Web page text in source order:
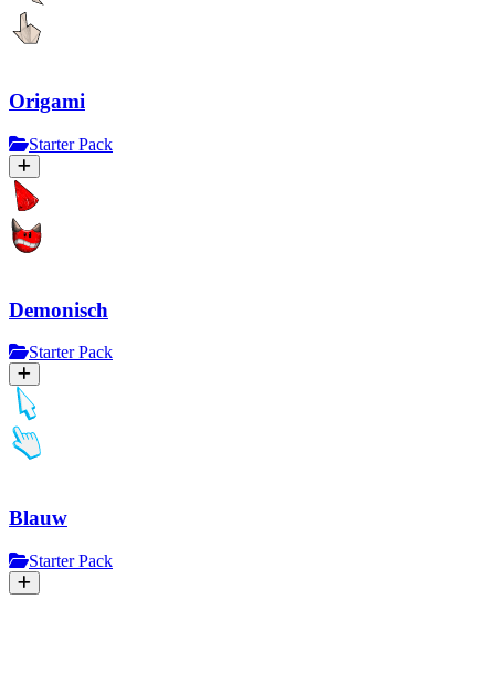
Origami
Starter Pack
Demonisch
Starter Pack
Blauw
Starter Pack